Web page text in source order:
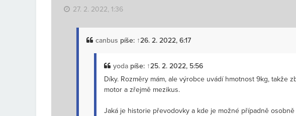
27. 2. 2022, 1:36
canbus píše: ↑26. 2. 2022, 6:17
yoda píše: ↑25. 2. 2022, 5:56
Díky. Rozměry mám, ale výrobce uvádí hmotnost 9kg, takže
motor a zřejmě mezikus.
Jaká je historie převodovky a kde je možné případně